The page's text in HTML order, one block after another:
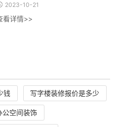
2023-10-21
看详情>>
钱 写字楼装修报价是多少
公空间装饰